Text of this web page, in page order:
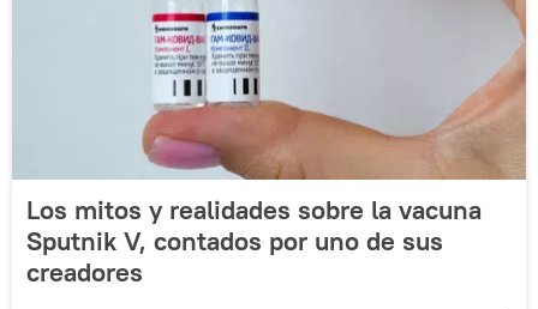
Los mitos y realidades sobre la vacuna
Sputnik V, contados por uno de sus
creadores